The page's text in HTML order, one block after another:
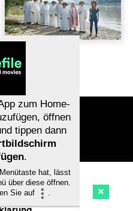
dem
stimmen Sie
Mehr Infos
zum Home-
öffnen
tippen dann
.
hat, lässt
über diese öffnen.
Sie auf
.